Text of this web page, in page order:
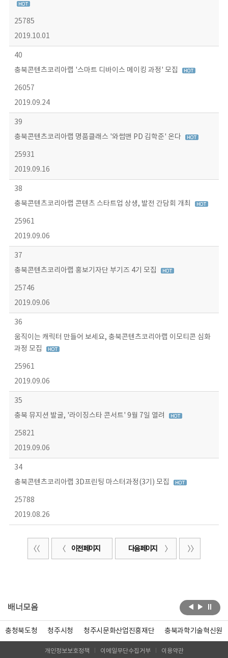
25785
2019.10.01
40
충북콘텐츠코리아랩 '스마트 디바이스 메이킹 과정' 모집
26057
2019.09.24
39
충북콘텐츠코리아랩 명품클래스 '와썹맨 PD 김학준' 온다
25931
2019.09.16
38
충북콘텐츠코리아랩 콘텐츠 스타트업 상생, 발전 간담회 개최
25961
2019.09.06
37
충북콘텐츠코리아랩 홍보기자단 부기즈 4기 모집
25746
2019.09.06
36
움직이는 캐릭터 만들어 보세요, 충북콘텐츠코리아랩 이모티콘 심화
과정 모집
25961
2019.09.06
35
충북 뮤지션 발굴, '라이징스타 콘서트' 9월 7일 열려
25821
2019.09.06
34
충북콘텐츠코리아랩 3D프린팅 마스터과정(3기) 모집
25788
2019.08.26
이전 페이지 다음 페이지
배너모음
충청북도청 청주시청 청주시문화산업진흥재단 충북과학기술혁신원
개인정보보호정책 이메일무단수집거부 이용약관